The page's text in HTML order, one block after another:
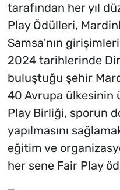
tarafından her yıl
Play Ödülleri,
Samsa'nın
2024 tarihlerinde
buluştuğu şehir
40 Avrupa ülkesinin
Play Birliği, sporun
yapılmasını
eğitim ve
her sene Fair Play